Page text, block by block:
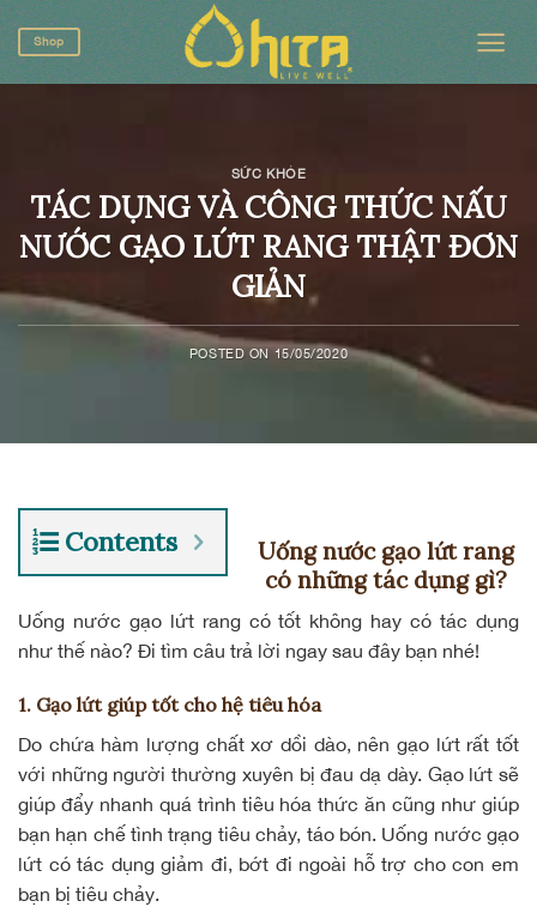
Skip
to
content
Shop
SỨC KHỎE
TÁC DỤNG VÀ CÔNG THỨC NẤU
NƯỚC GẠO LỨT RANG THẬT ĐƠN
GIẢN
POSTED ON 15/05/2020
Contents
Uống nước gạo lứt rang
có những tác dụng gì?
Uống nước gạo lứt rang có tốt không hay có tác dụng
như thế nào? Đi tìm câu trả lời ngay sau đây bạn nhé!
1. Gạo lứt giúp tốt cho hệ tiêu hóa
Do chứa hàm lượng chất xơ dồi dào, nên gạo lứt rất tốt
với những người thường xuyên bị đau dạ dày. Gạo lứt sẽ
giúp đẩy nhanh quá trình tiêu hóa thức ăn cũng như giúp
bạn hạn chế tình trạng tiêu chảy, táo bón. Uống nước gạo
lứt có tác dụng giảm đi, bớt đi ngoài hỗ trợ cho con em
bạn bị tiêu chảy.